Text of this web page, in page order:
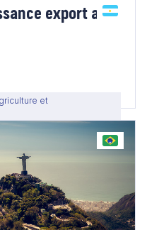
export avec
et